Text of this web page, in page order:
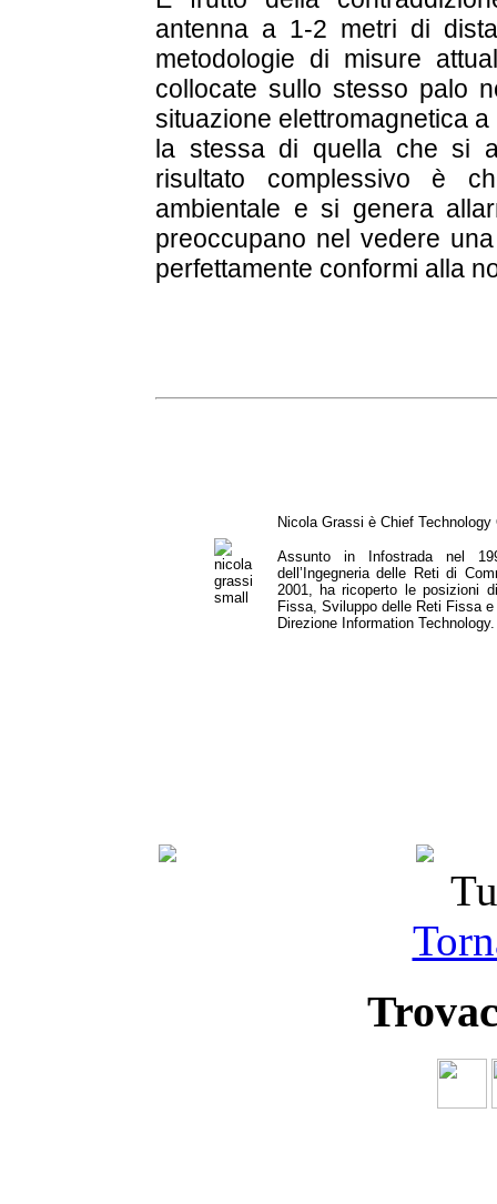
antenna a 1-2 metri di
metodologie di misure
collocate sullo stesso palo
situazione elettromagnetica
la stessa di quella che si
risultato complessivo è
ambientale e si genera
preoccupano nel vedere
perfettamente conformi alla
Nicola Grassi è Chief
Assunto in Infostrada nel
dell’Ingegneria delle Reti di
2001, ha ricoperto le posizioni
Fissa, Sviluppo delle Reti Fissa
Direzione Information Technology.